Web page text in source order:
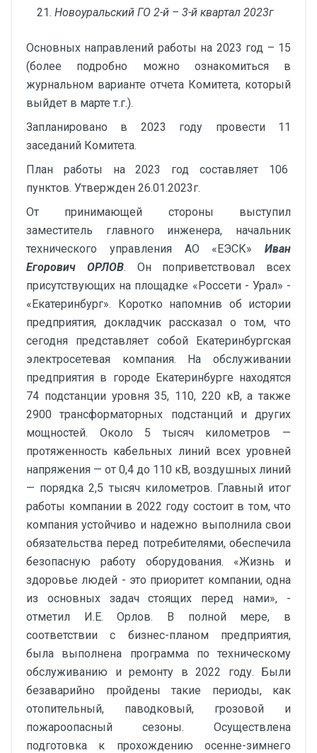
Новоуральский ГО 2-й – 3-й квартал 2023г
Основных направлений работы на 2023 год – 15
(более подробно можно ознакомиться в
журнальном варианте отчета Комитета, который
выйдет в марте т.г.).
Запланировано в 2023 году провести 11
заседаний Комитета.
План работы на 2023 год составляет 106
пунктов. Утвержден 26.01.2023г.
От принимающей стороны выступил
заместитель главного инженера, начальник
технического управления АО «ЕЭСК» Иван
Егорович ОРЛОВ. Он поприветствовал всех
присутствующих на площадке «Россети - Урал» -
«Екатеринбург». Коротко напомнив об истории
предприятия, докладчик рассказал о том, что
сегодня представляет собой Екатеринбургская
электросетевая компания. На обслуживании
предприятия в городе Екатеринбурге находятся
74 подстанции уровня 35, 110, 220 кВ, а также
2900 трансформаторных подстанций и других
мощностей. Около 5 тысяч километров —
протяженность кабельных линий всех уровней
напряжения — от 0,4 до 110 кВ, воздушных линий
— порядка 2,5 тысяч километров. Главный итог
работы компании в 2022 году состоит в том, что
компания устойчиво и надежно выполнила свои
обязательства перед потребителями, обеспечила
безопасную работу оборудования. «Жизнь и
здоровье людей - это приоритет компании, одна
из основных задач стоящих перед нами», -
отметил И.Е. Орлов. В полной мере, в
соответствии с бизнес-планом предприятия,
была выполнена программа по техническому
обслуживанию и ремонту в 2022 году. Были
безаварийно пройдены такие периоды, как
отопительный, паводковый, грозовой и
пожароопасный сезоны. Осуществлена
подготовка к прохождению осенне-зимнего